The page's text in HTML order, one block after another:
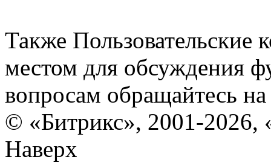
Также Пользовательские
местом для обсуждения
вопросам обращайтесь
© «Битрикс», 2001-2026,
Наверх